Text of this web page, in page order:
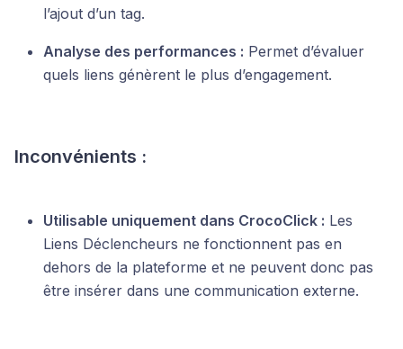
l’ajout d’un tag.
Analyse des performances : Permet d’évaluer
quels liens génèrent le plus d’engagement.
Inconvénients :
Utilisable uniquement dans CrocoClick : Les
Liens Déclencheurs ne fonctionnent pas en
dehors de la plateforme et ne peuvent donc pas
être insérer dans une communication externe.